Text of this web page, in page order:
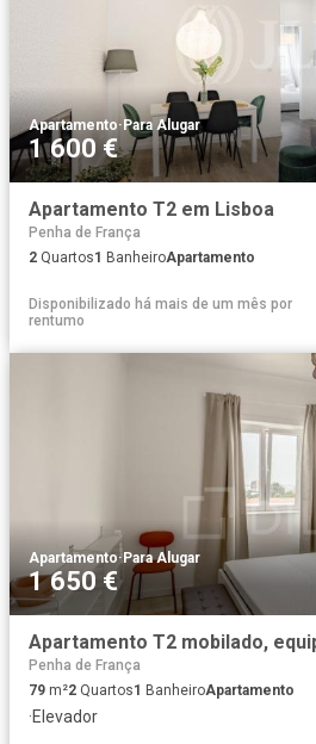
Apartamento·Para Alugar
1 600 €
Apartamento T2 em Lisboa
Penha de França
2 Quartos1 BanheiroApartamento
Disponibilizado há mais de um mês por
rentumo
Apartamento·Para Alugar
1 650 €
Penha de França
79 m²2 Quartos1 BanheiroApartamento
·Elevador